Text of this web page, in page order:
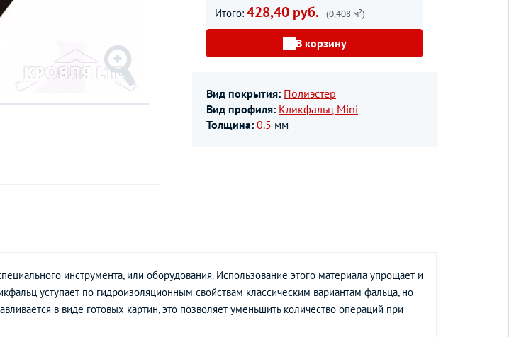
Итого: 428,40 руб. (0,408 м²)
В корзину
Вид покрытия: Полиэстер
Вид профиля: Кликфальц Mini
Толщина: 0.5 мм
инструмента, или оборудования. Использование этого материала упрощает и
уступает по гидроизоляционным свойствам классическим вариантам фальца, но
в виде готовых картин, это позволяет уменьшить количество операций при